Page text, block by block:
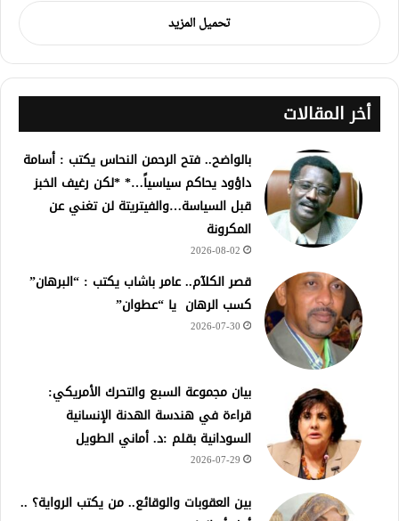
تحميل المزيد
أخر المقالات
بالواضح.. فتح الرحمن النحاس يكتب : أسامة
داؤود يحاكم سياسياً…* *لكن رغيف الخبز
قبل السياسة…والفيتريتة لن تغني عن
المكرونة
2026-08-02
قصر الكلآم.. عامر باشاب يكتب : “البرهان”
كسب الرهان يا “عطوان”
2026-07-30
بيان مجموعة السبع والتحرك الأمريكي:
قراءة في هندسة الهدنة الإنسانية
السودانية بقلم :د. أماني الطويل
2026-07-29
بين العقوبات والوقائع.. من يكتب الرواية؟ ..